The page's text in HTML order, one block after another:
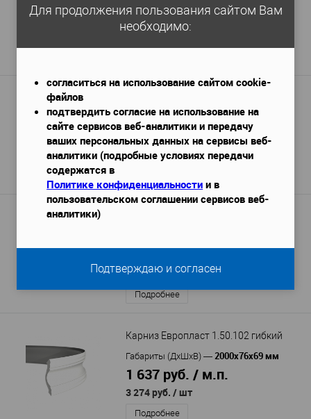
650 руб. / м.п.
1 299 руб.
Габариты (ДхШхВ)—2440х65х80 мм
1 117 руб. / м.п.
2 726 руб.
11 774 руб.
Подробнее
Карниз Европласт 1.50.102 гибкий
Габариты (ДхШхВ) — 2000х76х69 мм
1 637 руб. / м.п.
3 274 руб. / шт
Подробнее
Для продолжения пользования сайтом Вам
необходимо:
согласиться на использование сайтом cookie-
файлов
подтвердить согласие на использование на
сайте сервисов веб-аналитики и передачу
ваших персональных данных на сервисы веб-
аналитики (подробные условиях передачи
содержатся в
Политике конфиденциальности и в
пользовательском соглашении сервисов веб-
аналитики)
Подтверждаю и согласен